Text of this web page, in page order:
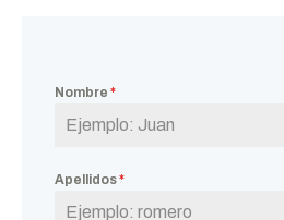
Nombre *
Apellidos*